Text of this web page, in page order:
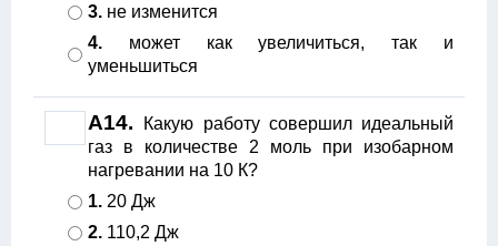
3. не изменится
4. может как увеличиться, так и
уменьшиться
A14.
Какую работу совершил идеальный
газ в количестве 2 моль при изобарном
нагревании на 10 К?
1. 20 Дж
2. 110,2 Дж